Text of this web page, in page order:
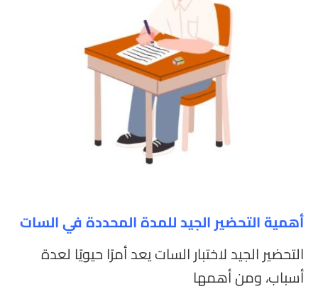
أهمية التحضير الجيد للمدة المحددة في السات
التحضير الجيد لاختبار السات يعد أمرًا حيويًا لعدة
أسباب، ومن أهمها